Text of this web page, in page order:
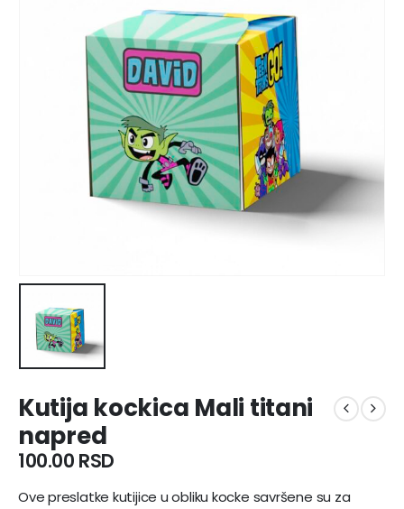
Kutija kockica Mali titani
napred
100.00 RSD
Ove preslatke kutijice u obliku kocke savršene su za